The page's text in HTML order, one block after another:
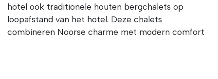
hotel ook traditionele houten bergchalets op
loopafstand van het hotel. Deze chalets
combineren Noorse charme met modern comfort